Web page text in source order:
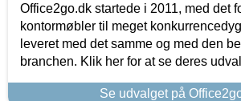
Office2go.dk startede i 2011, med det
kontormøbler til meget
leveret med det samme og med den
branchen. Klik her for at se deres
Se udvalget på